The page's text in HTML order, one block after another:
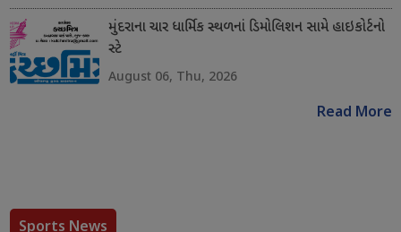
મુંદરાના ચાર ધાર્મિક સ્થળનાં ડિમોલિશન સામે હાઇકોર્ટનો
સ્ટે
August 06, Thu, 2026
Read More
Sports News